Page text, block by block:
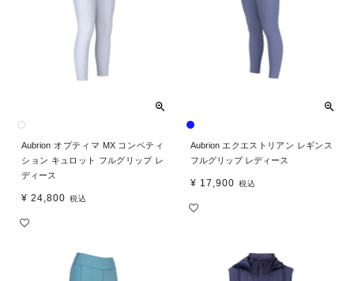
Aubrion オプティマ MX コンペティ
ション キュロット フルグリップ レ
ディース
¥ 24,800 税込
Aubrion エクエストリアン レギンス
フルグリップ レディース
¥ 17,900 税込